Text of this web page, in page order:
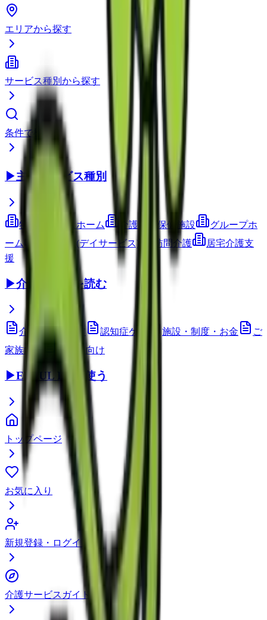
エリアから探す
サービス種別から探す
条件で検索
▶主要サービス種別
特別養護老人ホーム 介護老人保健施設
グループホ
ーム
通所介護(デイサービス) 訪問介護
居宅介護支
援
▶介護コラムを読む
介護技術・ケア 認知症ケア 施設・制度・お金
ご
家族向け
介護職向け
▶EEFUL DBを使う
トップページ
お気に入り
新規登録・ログイン
介護サービスガイド